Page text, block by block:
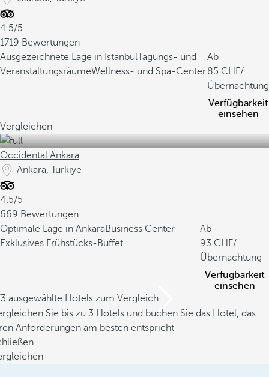
4.5/5
1719 Bewertungen
Ausgezeichnete Lage in IstanbulTagungs- und
VeranstaltungsräumeWellness- und Spa-Center
Ab
85
/
Übernachtung
Verfügbarkeit
einsehen
Vergleichen
Occidental Ankara
Ankara, Turkiye
4.5/5
669 Bewertungen
Optimale Lage in AnkaraBusiness Center
Exklusives Frühstücks-Buffet
Ab
93
/
Übernachtung
Verfügbarkeit
einsehen
ausgewählte Hotels zum Vergleich
Sie bis zu 3 Hotels und buchen Sie das Hotel, das
Anforderungen am besten entspricht